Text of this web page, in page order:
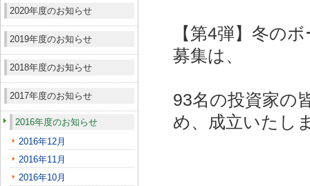
2020年度のお知らせ
2019年度のお知らせ
2018年度のお知らせ
2017年度のお知らせ
2016年度のお知らせ
2016年12月
2016年11月
2016年10月
【第4弾】冬の
募集は、
93名の投資家の
め、成立いたし